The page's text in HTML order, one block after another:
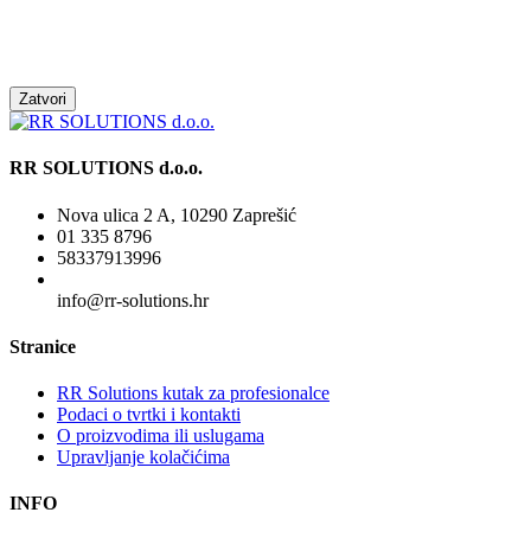
Zatvori
RR SOLUTIONS d.o.o.
Nova ulica 2 A, 10290 Zaprešić
01 335 8796
58337913996
info@rr-solutions.hr
Stranice
RR Solutions kutak za profesionalce
Podaci o tvrtki i kontakti
O proizvodima ili uslugama
Upravljanje kolačićima
INFO